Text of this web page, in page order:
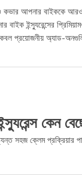
আপনার বাইককে আরও
ইন্স্যুরেন্সের
প্রয়োজনীয় অ্যাড-অনগুলি
কেন
সহজ ক্লেম প্রক্রিয়ার